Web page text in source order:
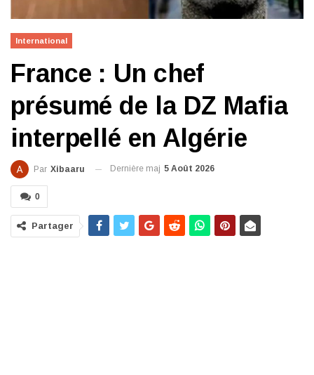
International
France : Un chef
présumé de la DZ Mafia
interpellé en Algérie
Par Xibaaru Dernière maj 5 Août 2026
0
Partager